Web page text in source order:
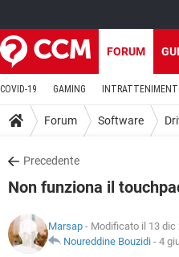
FORUM
COVID-19 GAMING
Forum Software
Precedente
Non funziona il
Marsap - Modificato il 13 dic
Noureddine Bouzidi - 4